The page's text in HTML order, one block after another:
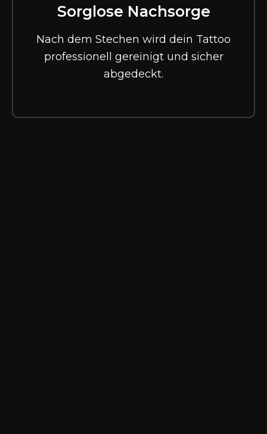
Sorglose Nachsorge
Nach dem Stechen wird dein Tattoo
professionell gereinigt und sicher
abgedeckt.